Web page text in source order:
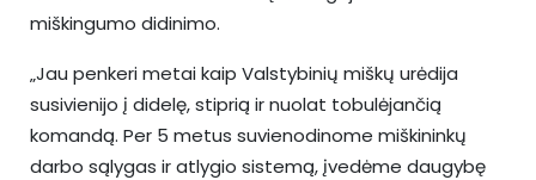
miškingumo didinimo.
„Jau penkeri metai kaip Valstybinių miškų urėdija
susivienijo į didelę, stiprią ir nuolat tobulėjančią
komandą. Per 5 metus suvienodinome miškininkų
darbo sąlygas ir atlygio sistemą, įvedėme daugybę